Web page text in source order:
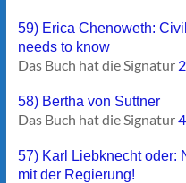
59) Erica Chenoweth:
needs to know
Das Buch hat die Signatur
58) Bertha von Suttner
Das Buch hat die Signatur
57) Karl Liebknecht oder:
mit der Regierung!